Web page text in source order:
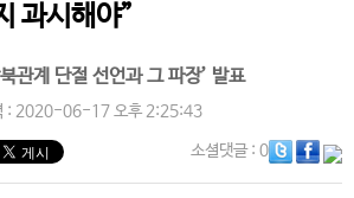
과시해야”
관계 단절 선언과 그 파장’ 발표
: 2020-06-17 오후 2:25:43
소셜댓글: 0